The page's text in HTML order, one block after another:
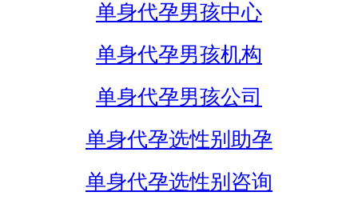
单身代孕男孩中心
单身代孕男孩机构
单身代孕男孩公司
单身代孕选性别助孕
单身代孕选性别咨询